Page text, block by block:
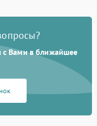
Подробнее →
Подробнее →
с Вами в ближайшее